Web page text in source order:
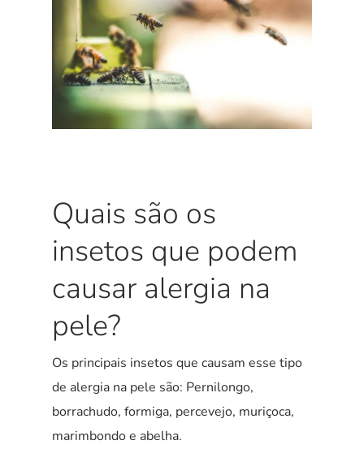
Quais são os
insetos que podem
causar alergia na
pele?
Os principais insetos que causam esse tipo
de alergia na pele são: Pernilongo,
borrachudo, formiga, percevejo, muriçoca,
marimbondo e abelha.